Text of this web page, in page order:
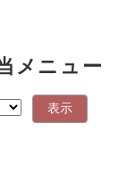
メニュー
表示